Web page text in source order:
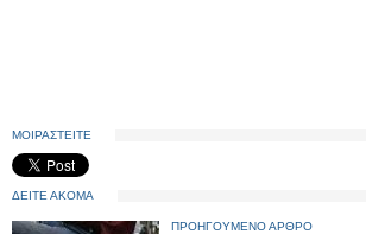
ΜΟΙΡΑΣΤΕΙΤΕ
ΔΕΙΤΕ ΑΚΟΜΑ
ΠΡΟΗΓΟΥΜΕΝΟ ΑΡΘΡΟ